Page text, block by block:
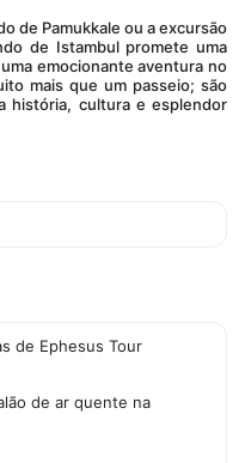
de Istambul promete uma
emocionante aventura no
mais que um passeio; são
história, cultura e esplendor
de Ephesus Tour
de ar quente na